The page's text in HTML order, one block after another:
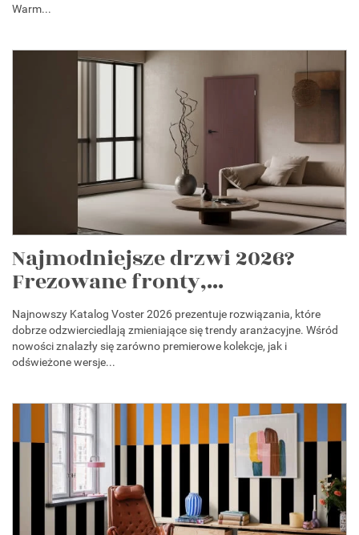
Warm...
Najmodniejsze drzwi 2026?
Frezowane fronty,...
Najnowszy Katalog Voster 2026 prezentuje rozwiązania, które
dobrze odzwierciedlają zmieniające się trendy aranżacyjne. Wśród
nowości znalazły się zarówno premierowe kolekcje, jak i
odświeżone wersje...